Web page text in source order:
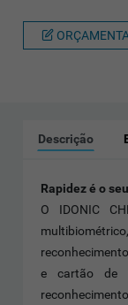
Descrição
Rapidez é o
O IDONIC
e cartão de